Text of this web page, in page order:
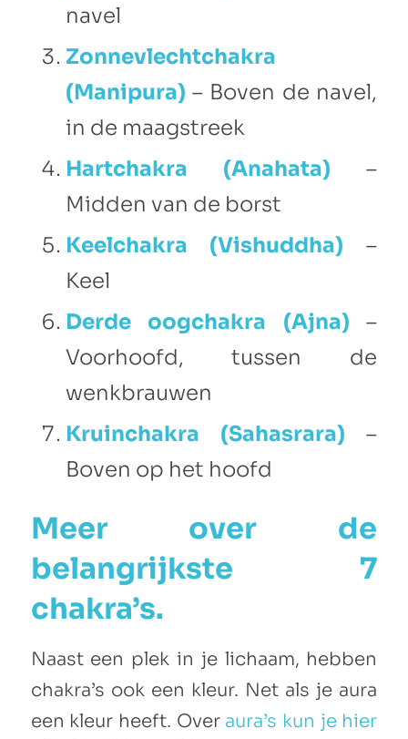
navel
Zonnevlechtchakra
(Manipura) – Boven de navel,
in de maagstreek
Hartchakra (Anahata) –
Midden van de borst
Keelchakra (Vishuddha) –
Keel
Derde oogchakra (Ajna) –
Voorhoofd, tussen de
wenkbrauwen
Kruinchakra (Sahasrara) –
Boven op het hoofd
Meer over de
belangrijkste 7
chakra’s.
Naast een plek in je lichaam, hebben
chakra’s ook een kleur. Net als je aura
een kleur heeft. Over aura’s kun je hier